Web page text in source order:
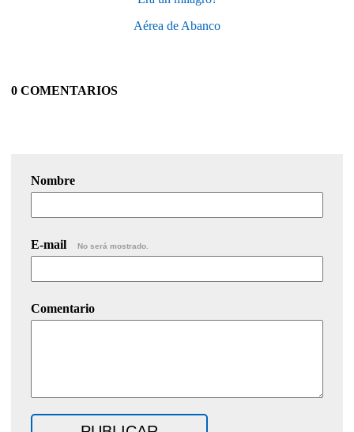
Aérea de Abanco
0 COMENTARIOS
Nombre
E-mail No será mostrado.
Comentario